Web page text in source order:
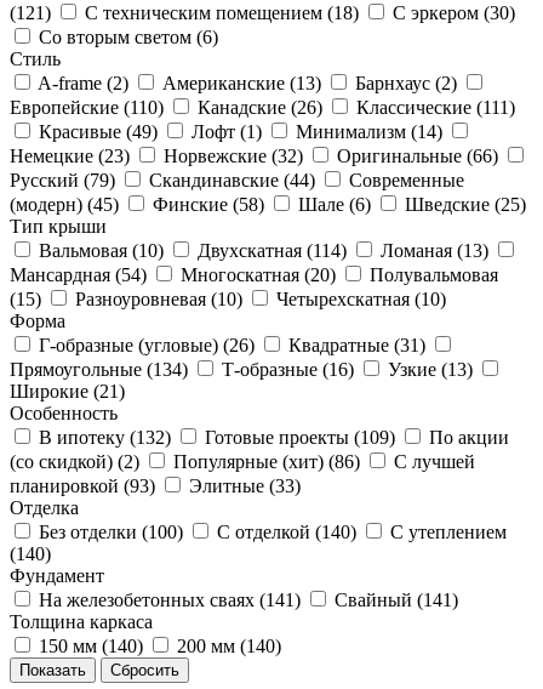
(121) С техническим помещением (18) С эркером (30)
Со вторым светом (6)
Стиль
A-frame (2) Американские (13) Барнхаус (2)
Европейские (110) Канадские (26) Классические (111)
Красивые (49) Лофт (1) Минимализм (14)
Немецкие (23) Норвежские (32) Оригинальные (66)
Русский (79) Скандинавские (44)
Современные
(модерн) (45) Финские (58) Шале (6) Шведские (25)
Тип крыши
Вальмовая (10) Двухскатная (114) Ломаная (13)
Мансардная (54) Многоскатная (20)
Полувальмовая
(15) Разноуровневая (10) Четырехскатная (10)
Форма
Г-образные (угловые) (26) Квадратные (31)
Прямоугольные (134) Т-образные (16) Узкие (13)
Широкие (21)
Особенность
В ипотеку (132) Готовые проекты (109)
По акции
(со скидкой) (2) Популярные (хит) (86)
С лучшей
планировкой (93) Элитные (33)
Отделка
Без отделки (100) С отделкой (140)
С утеплением
(140)
Фундамент
На железобетонных сваях (141) Свайный (141)
Толщина каркаса
150 мм (140) 200 мм (140)